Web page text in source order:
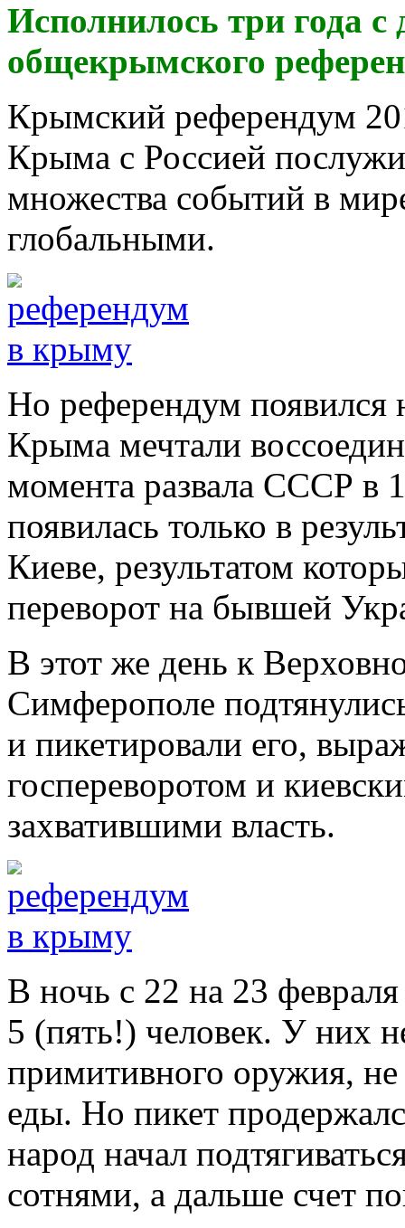
Исполнилось три года с
общекрымского
Крымский референдум
Крыма с Россией
множества событий в
глобальными.
Но референдум появился
Крыма мечтали
момента развала СССР в
появилась только в
Киеве, результатом
переворот на бывшей
В этот же день к
Симферополе
и пикетировали его,
госпереворотом и
захватившими власть.
В ночь с 22 на 23 февраля
5 (пять!) человек. У них
примитивного оружия,
еды. Но пикет
народ начал
сотнями, а дальше счет